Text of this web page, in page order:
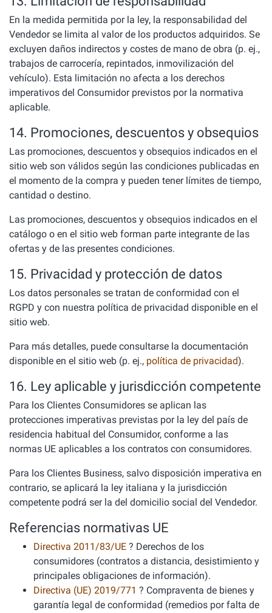
En la medida permitida por la ley, la responsabilidad del
Vendedor se limita al valor de los productos adquiridos. Se
excluyen daños indirectos y costes de mano de obra (p. ej.,
trabajos de carrocería, repintados, inmovilización del
vehículo). Esta limitación no afecta a los derechos
imperativos del Consumidor previstos por la normativa
aplicable.
14. Promociones, descuentos y obsequios
Las promociones, descuentos y obsequios indicados en el
sitio web son válidos según las condiciones publicadas en
el momento de la compra y pueden tener límites de tiempo,
cantidad o destino.
Las promociones, descuentos y obsequios indicados en el
catálogo o en el sitio web forman parte integrante de las
ofertas y de las presentes condiciones.
15. Privacidad y protección de datos
Los datos personales se tratan de conformidad con el
RGPD y con nuestra política de privacidad disponible en el
sitio web.
Para más detalles, puede consultarse la documentación
disponible en el sitio web (p. ej., política de privacidad).
16. Ley aplicable y jurisdicción competente
Para los Clientes Consumidores se aplican las
protecciones imperativas previstas por la ley del país de
residencia habitual del Consumidor, conforme a las
normas UE aplicables a los contratos con consumidores.
Para los Clientes Business, salvo disposición imperativa en
contrario, se aplicará la ley italiana y la jurisdicción
competente podrá ser la del domicilio social del Vendedor.
Referencias normativas UE
Directiva 2011/83/UE ? Derechos de los
consumidores (contratos a distancia, desistimiento y
principales obligaciones de información).
Directiva (UE) 2019/771 ? Compraventa de bienes y
garantía legal de conformidad (remedios por falta de